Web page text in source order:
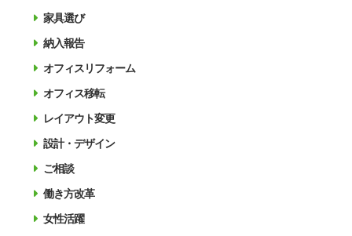
家具選び
納入報告
オフィスリフォーム
オフィス移転
レイアウト変更
設計・デザイン
ご相談
働き方改革
女性活躍